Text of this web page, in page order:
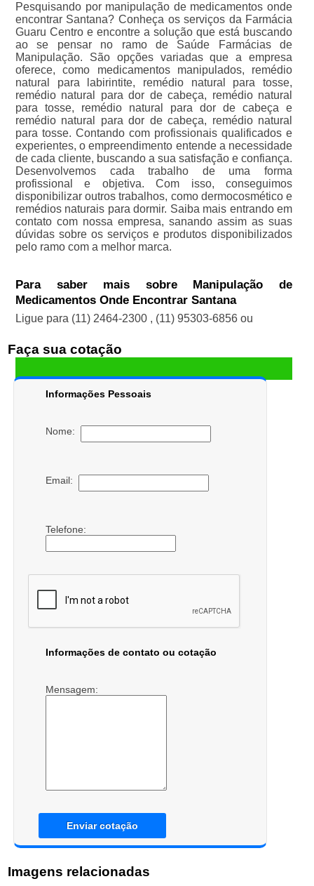
Pesquisando por manipulação de medicamentos onde
encontrar Santana? Conheça os serviços da Farmácia
Guaru Centro e encontre a solução que está buscando
ao se pensar no ramo de Saúde Farmácias de
Manipulação. São opções variadas que a empresa
oferece, como medicamentos manipulados, remédio
natural para labirintite, remédio natural para tosse,
remédio natural para dor de cabeça, remédio natural
para tosse, remédio natural para dor de cabeça e
remédio natural para dor de cabeça, remédio natural
para tosse. Contando com profissionais qualificados e
experientes, o empreendimento entende a necessidade
de cada cliente, buscando a sua satisfação e confiança.
Desenvolvemos cada trabalho de uma forma
profissional e objetiva. Com isso, conseguimos
disponibilizar outros trabalhos, como dermocosmético e
remédios naturais para dormir. Saiba mais entrando em
contato com nossa empresa, sanando assim as suas
dúvidas sobre os serviços e produtos disponibilizados
pelo ramo com a melhor marca.
Para saber mais sobre Manipulação de
Medicamentos Onde Encontrar Santana
Ligue para (11) 2464-2300 , (11) 95303-6856 ou
Faça sua cotação
Informações Pessoais
Nome:
Email:
Telefone:
Informações de contato ou cotação
Mensagem:
Enviar cotação
Imagens relacionadas